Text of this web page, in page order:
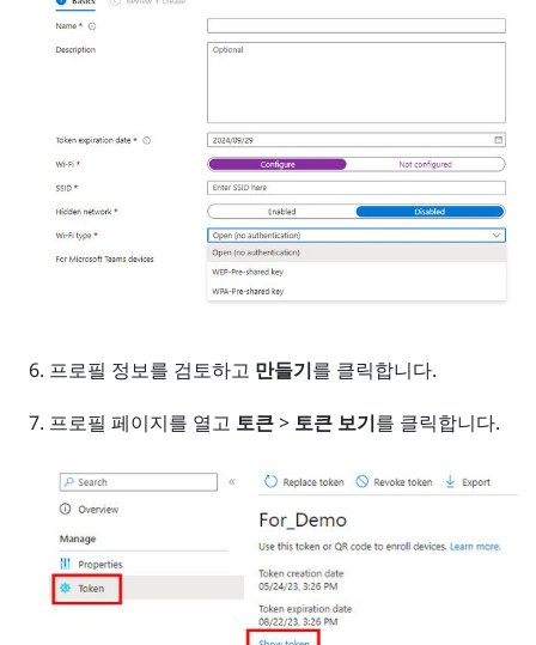
프로필 정보를 검토하고 만들기를 클릭합니다.
프로필 페이지를 열고 토큰> 토큰 보기를 클릭합니다.